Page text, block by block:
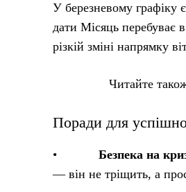
У березневому графіку
дати Місяць перебуває
різкій зміні напрямку
Читайте
Поради для
• Безпека на
— він не тріщить, а